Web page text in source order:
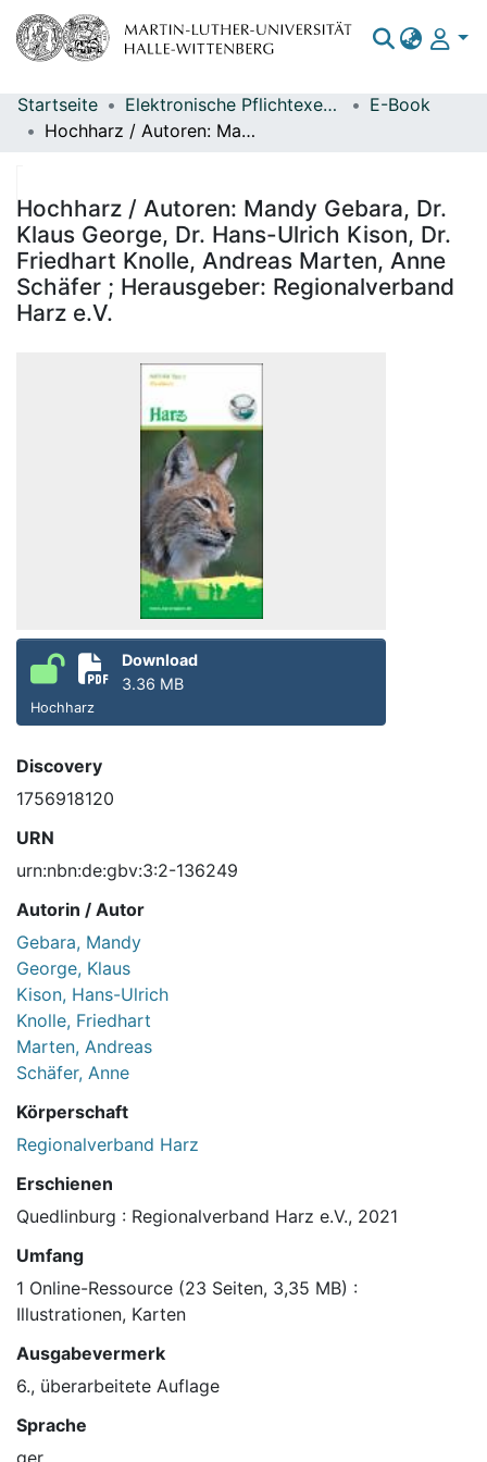
Bereiche & Sammlungen
Statistiken
Startseite Elektronische Pflichtexemplare
E-Book
Hochharz / Autoren: Mandy Gebara, Dr. Klaus George, Dr. Hans-Ulrich Kison, Dr. Friedhart Knolle, Andreas Marten, Anne Schäfer ; Herausgeber: Regionalverband Harz e.V.
Hochharz / Autoren: Mandy Gebara, Dr.
Klaus George, Dr. Hans-Ulrich Kison, Dr.
Friedhart Knolle, Andreas Marten, Anne
Schäfer ; Herausgeber: Regionalverband
Harz e.V.
Download
3.36 MB
Hochharz
Discovery
1756918120
URN
urn:nbn:de:gbv:3:2-136249
Autorin / Autor
Gebara, Mandy
George, Klaus
Kison, Hans-Ulrich
Knolle, Friedhart
Marten, Andreas
Schäfer, Anne
Körperschaft
Regionalverband Harz
Erschienen
Quedlinburg : Regionalverband Harz e.V., 2021
Umfang
1 Online-Ressource (23 Seiten, 3,35 MB) :
Illustrationen, Karten
Ausgabevermerk
6., überarbeitete Auflage
Sprache